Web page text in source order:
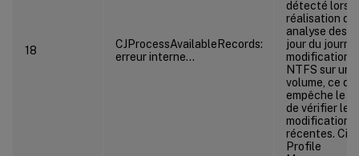
18
CJProcessAvailableRecords:
erreur interne…
détecté lors
réalisation
analyse des
jour du
modifications
NTFS sur un
volume, ce qui
empêche le
de vérifier les
modifications
récentes.
Profile